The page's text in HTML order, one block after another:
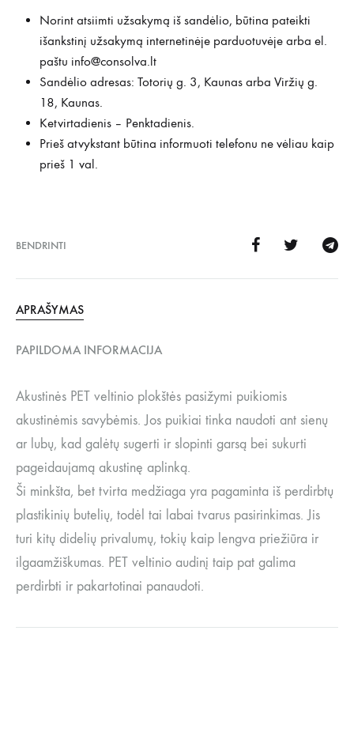
Norint atsiimti užsakymą iš sandėlio, būtina pateikti
išankstinį užsakymą internetinėje parduotuvėje arba el.
paštu info@consolva.lt
Sandėlio adresas: Totorių g. 3, Kaunas arba Viržių g.
18, Kaunas.
Ketvirtadienis – Penktadienis.
Prieš atvykstant būtina informuoti telefonu ne vėliau kaip
prieš 1 val.
BENDRINTI
APRAŠYMAS
PAPILDOMA INFORMACIJA
Akustinės PET veltinio plokštės pasižymi puikiomis
akustinėmis savybėmis. Jos puikiai tinka naudoti ant sienų
ar lubų, kad galėtų sugerti ir slopinti garsą bei sukurti
pageidaujamą akustinę aplinką.
Ši minkšta, bet tvirta medžiaga yra pagaminta iš perdirbtų
plastikinių butelių, todėl tai labai tvarus pasirinkimas. Jis
turi kitų didelių privalumų, tokių kaip lengva priežiūra ir
ilgaamžiškumas. PET veltinio audinį taip pat galima
perdirbti ir pakartotinai panaudoti.